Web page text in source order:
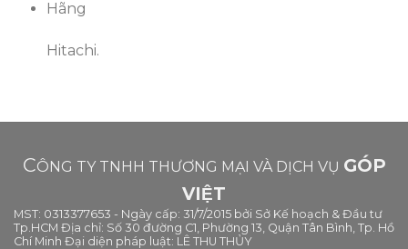
Hãng
Hitachi.
CÔNG TY TNHH THƯƠNG MẠI VÀ DỊCH VỤ GÓP
VIỆT
MST: 0313377653 - Ngày cấp: 31/7/2015 bởi Sở Kế hoạch & Đầu tư
Tp.HCM Địa chỉ: Số 30 đường C1, Phường 13, Quận Tân Bình, Tp. Hồ
Chí Minh Đại diện pháp luật: LÊ THU THỦY